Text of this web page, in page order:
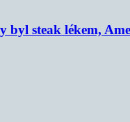
byl steak lékem,